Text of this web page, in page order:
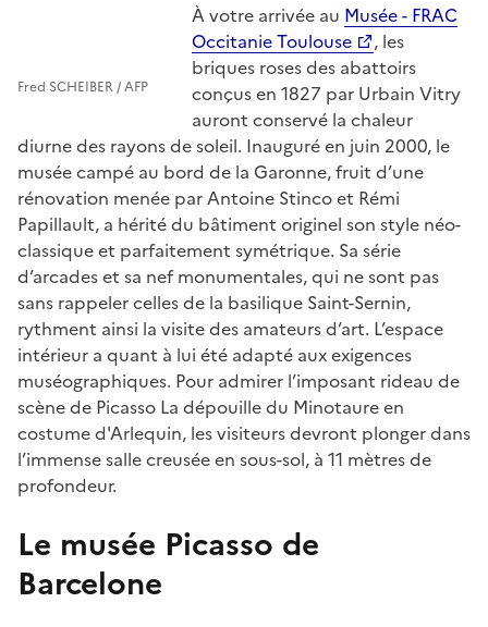
Fred SCHEIBER / AFP
À votre arrivée au Musée - FRAC
Occitanie Toulouse
, les
briques roses des abattoirs
conçus en 1827 par Urbain Vitry
auront conservé la chaleur
diurne des rayons de soleil. Inauguré en juin 2000, le
musée campé au bord de la Garonne, fruit d’une
rénovation menée par Antoine Stinco et Rémi
Papillault, a hérité du bâtiment originel son style néo-
classique et parfaitement symétrique. Sa série
d’arcades et sa nef monumentales, qui ne sont pas
sans rappeler celles de la basilique Saint-Sernin,
rythment ainsi la visite des amateurs d’art. L’espace
intérieur a quant à lui été adapté aux exigences
muséographiques. Pour admirer l’imposant rideau de
scène de Picasso La dépouille du Minotaure en
costume d'Arlequin, les visiteurs devront plonger dans
l’immense salle creusée en sous-sol, à 11 mètres de
profondeur.
Le musée Picasso de
Barcelone